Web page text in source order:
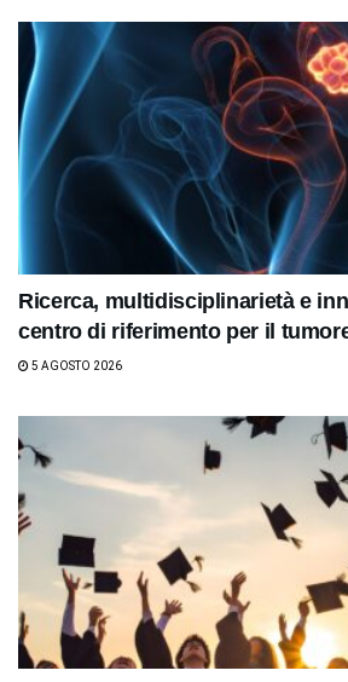
Ricerca, multidisciplinarietà e
centro di riferimento per il
5 AGOSTO 2026